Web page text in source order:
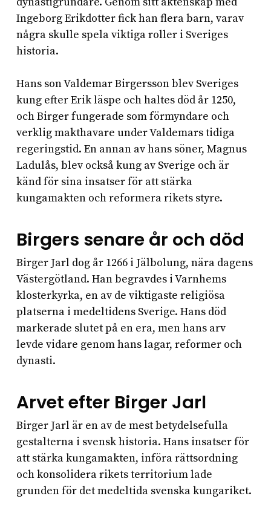
Ingeborg Erikdotter fick han flera barn, varav
några skulle spela viktiga roller i Sveriges
historia.
Hans son Valdemar Birgersson blev Sveriges
kung efter Erik läspe och haltes död år 1250,
och Birger fungerade som förmyndare och
verklig makthavare under Valdemars tidiga
regeringstid. En annan av hans söner, Magnus
Ladulås, blev också kung av Sverige och är
känd för sina insatser för att stärka
kungamakten och reformera rikets styre.
Birgers senare år och död
Birger Jarl dog år 1266 i Jälbolung, nära dagens
Västergötland. Han begravdes i Varnhems
klosterkyrka, en av de viktigaste religiösa
platserna i medeltidens Sverige. Hans död
markerade slutet på en era, men hans arv
levde vidare genom hans lagar, reformer och
dynasti.
Arvet efter Birger Jarl
Birger Jarl är en av de mest betydelsefulla
gestalterna i svensk historia. Hans insatser för
att stärka kungamakten, införa rättsordning
och konsolidera rikets territorium lade
grunden för det medeltida svenska kungariket.